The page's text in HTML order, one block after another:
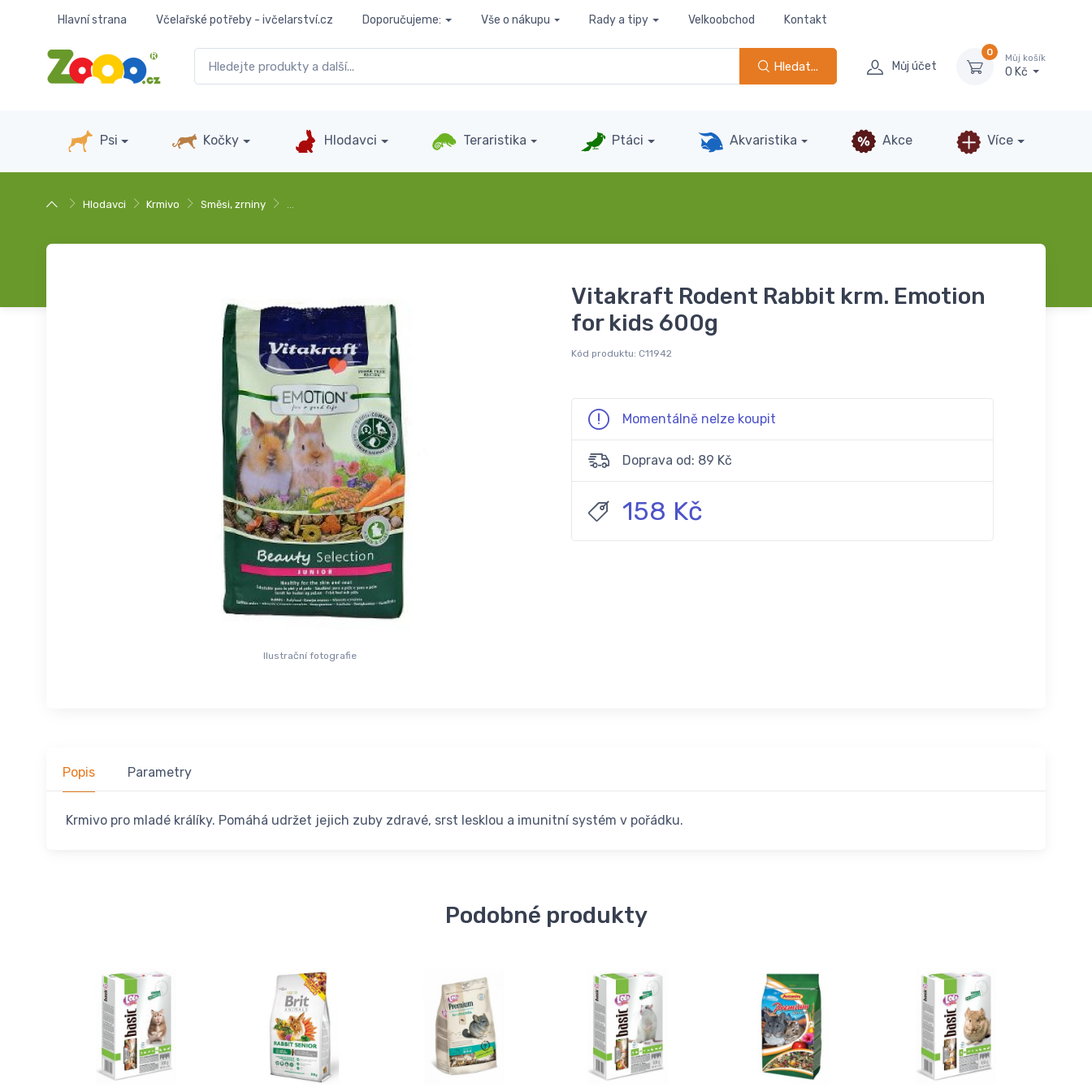
Hlavní strana Včelařské potřeby - ivčelarství.cz Doporučujeme: Vše o nákupu Rady a tipy Velkoobchod Kontakt
Hledat... Můj účet
0
Můj košík
0 Kč
Psi Kočky Hlodavci Teraristika Ptáci Akvaristika Akce Více
Hlodavci Krmivo Směsi, zrniny …
Ilustrační fotografie
Vitakraft Rodent Rabbit krm. Emotion
for kids 600g
Kód produktu: C11942
Momentálně nelze koupit
Doprava od: 89 Kč
158 Kč
Popis Parametry
Krmivo pro mladé králíky. Pomáhá udržet jejich zuby zdravé, srst lesklou a imunitní systém v pořádku.
Podobné produkty